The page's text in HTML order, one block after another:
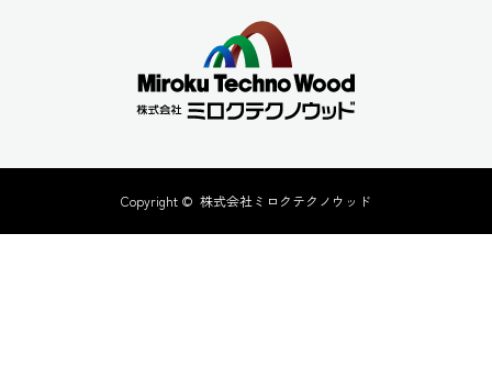
Copyright © 株式会社ミロクテクノウッド